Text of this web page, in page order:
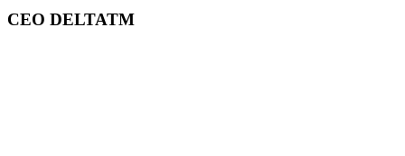
CEO DELTATM